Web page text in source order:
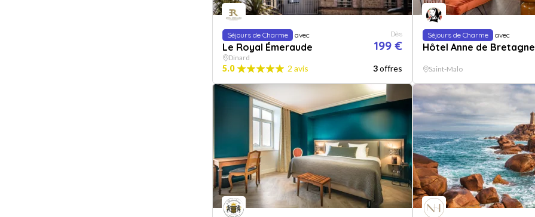
Séjours de Charme avec
Le Royal Émeraude
Dès
199 €
Dinard
5.0 2 avis 3offres
Séjours de Charme avec
Hôtel Anne de Bretagne
Saint-Malo